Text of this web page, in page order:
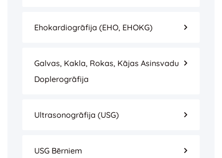
Ehokardiogrāfija (EHO, EHOKG)
Galvas, Kakla, Rokas, Kājas Asinsvadu
Doplerogrāfija
Ultrasonogrāfija (USG)
USG Bērniem